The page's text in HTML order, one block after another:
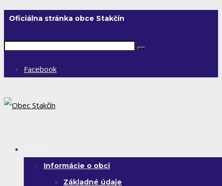
Oficiálna stránka obce Stakčín
Facebook
Informácie o obci
Základné údaje